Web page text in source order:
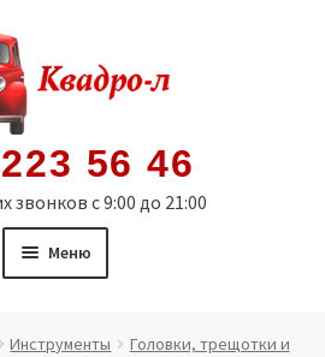
223 56 46
с 9:00 до 21:00
Меню
Инструменты
Головки, трещотки и